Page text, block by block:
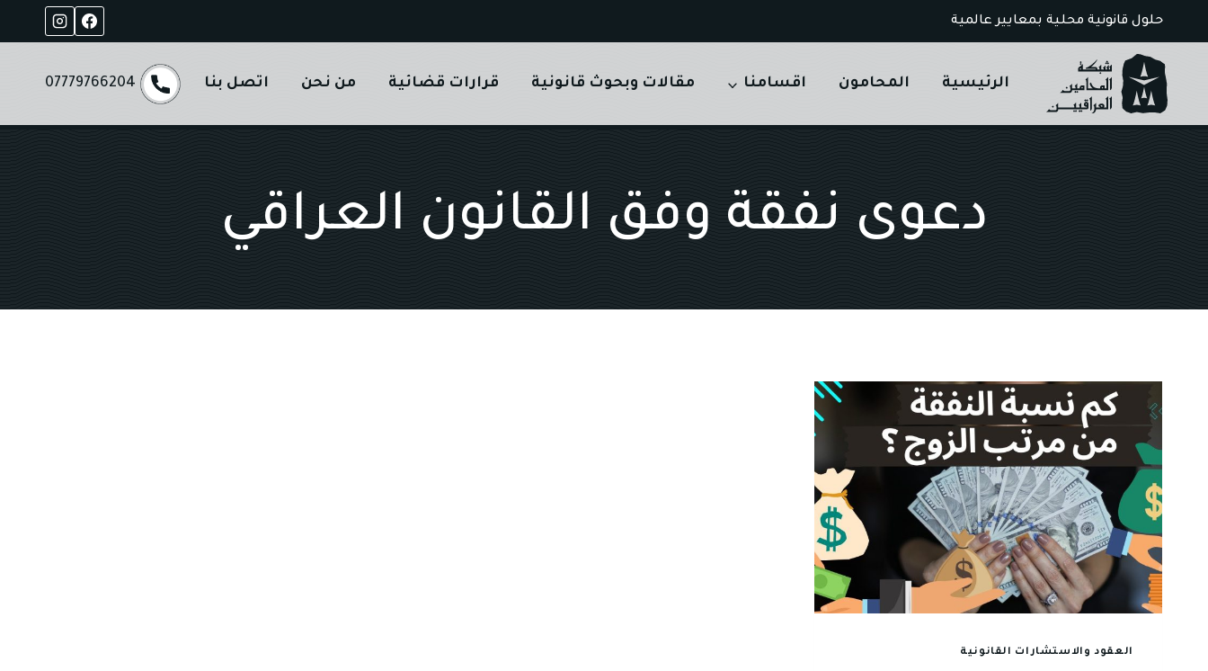
to
content
حلول قانونية محلية بمعايير عالمية
الرئيسية المحامون اقسامنا مقالات وبحوث قانونية قرارات قضائية من نحن اتصل بنا 07779766204
دعوى نفقة وفق القانون العراقي
العقود والاستشارات القانونية